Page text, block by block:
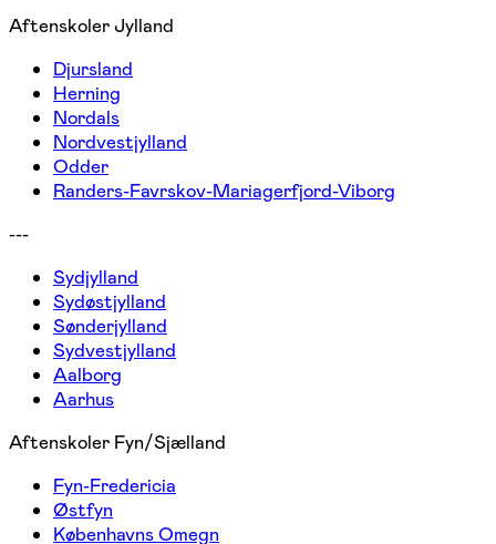
Aftenskoler Jylland
Djursland
Herning
Nordals
Nordvestjylland
Odder
Randers-Favrskov-Mariagerfjord-Viborg
---
Sydjylland
Sydøstjylland
Sønderjylland
Sydvestjylland
Aalborg
Aarhus
Aftenskoler Fyn/Sjælland
Fyn-Fredericia
Østfyn
Københavns Omegn